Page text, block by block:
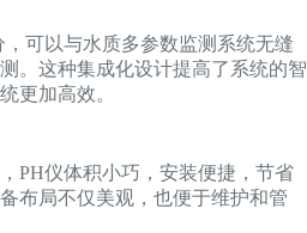
可以与水质多参数监测系统无缝
。这种集成化设计提高了系统的智
更加高效。
PH仪体积小巧，安装便捷，节省
布局不仅美观，也便于维护和管